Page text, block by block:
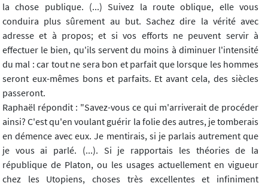
la chose publique. (...) Suivez la route oblique, elle vous
conduira plus sûrement au but. Sachez dire la vérité avec
adresse et à propos; et si vos efforts ne peuvent servir à
effectuer le bien, qu'ils servent du moins à diminuer l'intensité
du mal : car tout ne sera bon et parfait que lorsque les hommes
seront eux-mêmes bons et parfaits. Et avant cela, des siècles
passeront.
Raphaël répondit : "Savez-vous ce qui m'arriverait de procéder
ainsi? C'est qu'en voulant guérir la folie des autres, je tomberais
en démence avec eux. Je mentirais, si je parlais autrement que
je vous ai parlé. (...). Si je rapportais les théories de la
république de Platon, ou les usages actuellement en vigueur
chez les Utopiens, choses très excellentes et infiniment